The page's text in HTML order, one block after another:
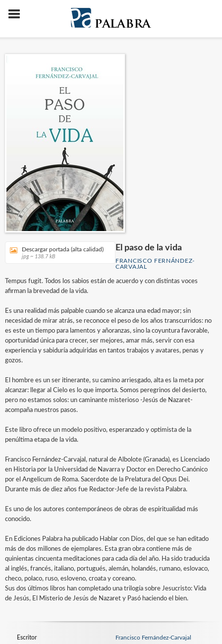
Descargar portada (alta calidad)
jpg ~ 138.7 kB
El paso de la vida
FRANCISCO FERNÁNDEZ-
CARVAJAL
Tempus fugit. Todos los sabios están de acuerdo y con distintas voces
afirman la brevedad de la vida.
Es una realidad más palpable cuando se alcanza una edad mayor; sin
necesidad de mirar atrás, se reconoce el peso de los años transcurridos: no
es este un tiempo para lamentos y añoranzas, sino la coyuntura favorable,
oportunidad única para crecer, ser mejores, amar más, servir con esa
experiencia y sabiduría adquiridas en tantos trabajos y avatares, penas y
gozos.
El hombre es un ser itinerante, su camino arriesgado, alta es la meta por
alcanzar: llegar al Cielo es lo que importa. Somos peregrinos del desierto,
pero no estamos solos: un caminante misterioso -Jesús de Nazaret-
acompaña nuestros pasos.
Este libro ofrece un modelo positivo, esperanzado y optimista de la
penúltima etapa de la vida.
Francisco Fernández-Carvajal, natural de Albolote (Granada), es Licenciado
en Historia por la Universidad de Navarra y Doctor en Derecho Canónico
por el Angelicum de Roma. Sacerdote de la Prelatura del Opus Dei.
Durante más de diez años fue Redactor-Jefe de la revista Palabra.
Es uno de los autores contemporáneos de obras de espiritualidad más
conocido.
En Ediciones Palabra ha publicado Hablar con Dios, del que se han editado
más de dos millones de ejemplares. Esta gran obra contiene más de
quinientas cincuenta meditaciones para cada día del año. Ha sido traducida
al inglés, francés, italiano, portugués, alemán, holandés, rumano, eslovaco,
checo, polaco, ruso, esloveno, croata y coreano.
Sus dos últimos libros han completado una trilogía sobre Jesucristo: Vida
de Jesús, El Misterio de Jesús de Nazaret y Pasó haciendo el bien.
Escritor
Francisco Fernández-Carvajal